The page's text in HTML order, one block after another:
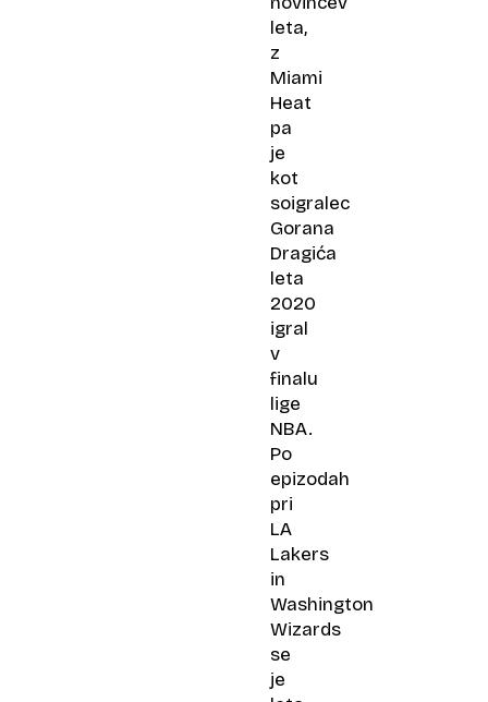
leta,
z
Miami
Heat
pa
je
kot
soigralec
Gorana
Dragića
leta
2020
igral
v
finalu
lige
NBA.
Po
epizodah
pri
LA
Lakers
in
Washington
Wizards
se
je